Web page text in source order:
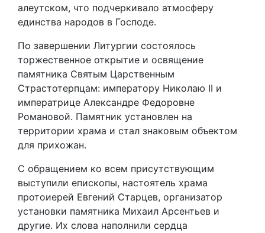
алеутском, что подчеркивало атмосферу
единства народов в Господе.
По завершении Литургии состоялось
торжественное открытие и освящение
памятника Святым Царственным
Страстотерпцам: императору Николаю II и
императрице Александре Федоровне
Романовой. Памятник установлен на
территории храма и стал знаковым объектом
для прихожан.
С обращением ко всем присутствующим
выступили епископы, настоятель храма
протоиерей Евгений Старцев, организатор
установки памятника Михаил Арсентьев и
другие. Их слова наполнили сердца